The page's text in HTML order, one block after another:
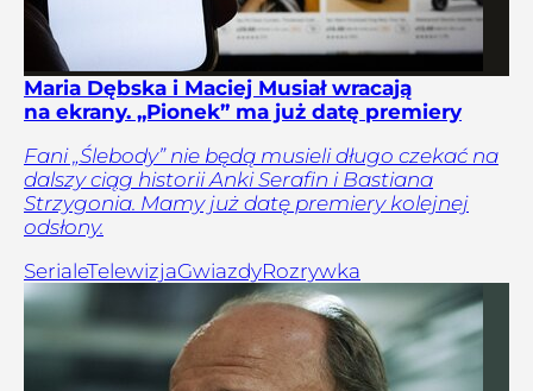
Maria Dębska i Maciej Musiał wracają
na ekrany. „Pionek” ma już datę premiery
Fani „Ślebody” nie będą musieli długo czekać na
dalszy ciąg historii Anki Serafin i Bastiana
Strzygonia. Mamy już datę premiery kolejnej
odsłony.
SerialeTelewizjaGwiazdyRozrywka